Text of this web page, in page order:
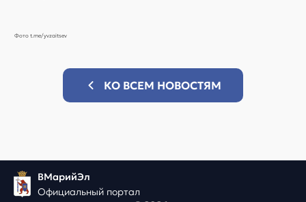
Фото t.me/yvzaitsev
КО ВСЕМ НОВОСТЯМ
ВМарийЭл
Официальный портал